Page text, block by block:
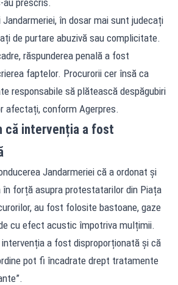
în dosar mai sunt judecați
de purtare abuzivă sau complicitate.
răspunderea penală a fost
faptelor. Procurorii cer însă ca
responsabile să plătească despăgubiri
afectați, conform Agerpres.
că intervenția a fost
Jandarmeriei că a ordonat și
forță asupra protestatarilor din Piața
au fost folosite bastoane, gaze
cu efect acustic împotriva mulțimii.
a fost disproporționată și că
pot fi încadrate drept tratamente